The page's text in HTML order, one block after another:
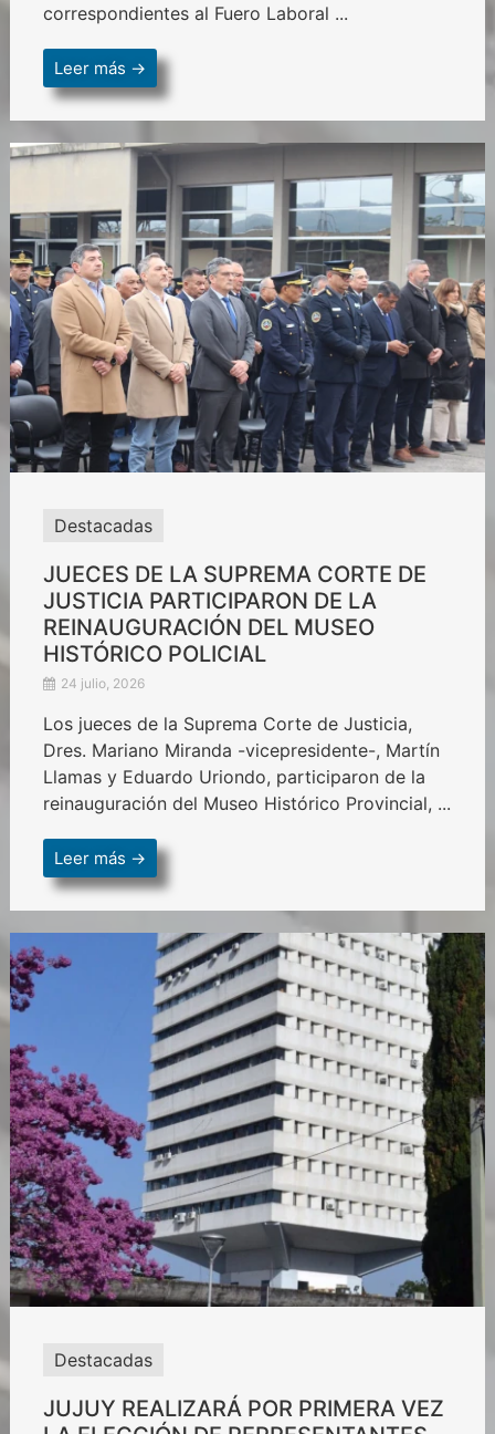
correspondientes al Fuero Laboral ...
Leer más →
Destacadas
JUECES DE LA SUPREMA CORTE DE
JUSTICIA PARTICIPARON DE LA
REINAUGURACIÓN DEL MUSEO
HISTÓRICO POLICIAL
24 julio, 2026
Los jueces de la Suprema Corte de Justicia,
Dres. Mariano Miranda -vicepresidente-, Martín
Llamas y Eduardo Uriondo, participaron de la
reinauguración del Museo Histórico Provincial, ...
Leer más →
Destacadas
JUJUY REALIZARÁ POR PRIMERA VEZ